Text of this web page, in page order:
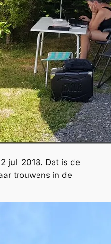
juli 2018. Dat is de
trouwens in de